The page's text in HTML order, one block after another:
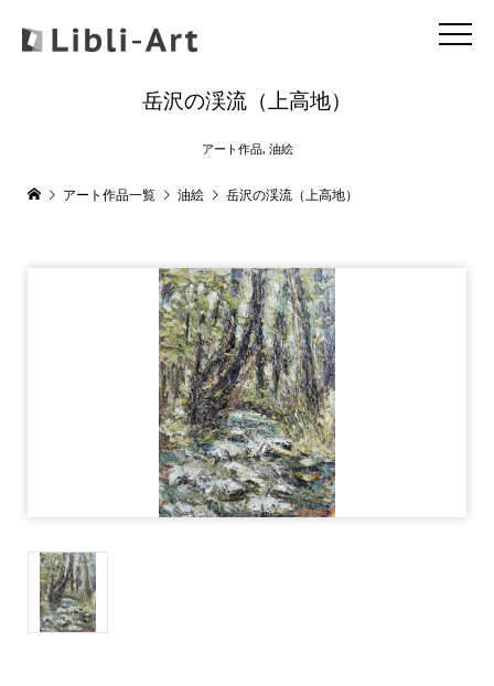
岳沢の渓流（上高地）
アート作品, 油絵
アート作品一覧 油絵 岳沢の渓流（上高地）